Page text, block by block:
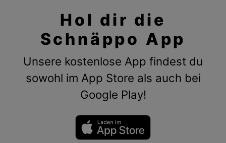
Hol dir die
Schnäppo App
Unsere kostenlose App findest du
sowohl im App Store als auch bei
Google Play!